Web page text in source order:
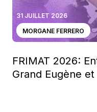
31 JUILLET 2026
MORGANE FERRERO
FRIMAT 2026:
Grand Eugène